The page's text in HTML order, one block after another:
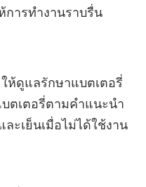
การทำงานราบรื่น
ห้ดูแลรักษาแบตเตอรี่
ตเตอรี่ตามคำแนะนำ
ะเย็นเมื่อไม่ได้ใช้งาน